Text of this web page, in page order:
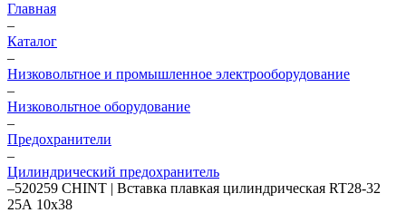
Главная
–
Каталог
–
Низковольтное и промышленное электрооборудование
–
Низковольтное оборудование
–
Предохранители
–
Цилиндрический предохранитель
–520259 CHINT | Вставка плавкая цилиндрическая RT28-32
25А 10х38